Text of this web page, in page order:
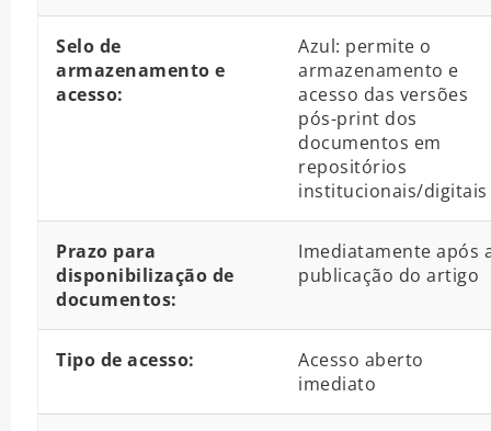
Selo de
armazenamento e
acesso:
Azul: permite o
armazenamento e
acesso das versões
pós-print dos
documentos em
repositórios
institucionais/digitais
Prazo para
disponibilização de
documentos:
Imediatamente após
publicação do artigo
Tipo de acesso:
Acesso aberto
imediato